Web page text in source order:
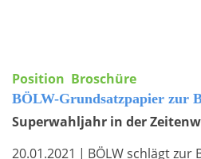
Position Broschüre
BÖLW-Grundsatzpapier zur
Superwahljahr in der
20.01.2021 | BÖLW schlägt zur